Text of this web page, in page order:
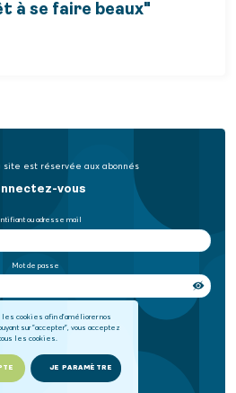
cookies afin d'améliorer nos
sur "accepter", vous acceptez
les cookies.
JE PARAMÈTRE
à se faire beaux"
est réservée aux abonnés
vous
ou adresse mail
Mot de passe
Mot de passe oublié